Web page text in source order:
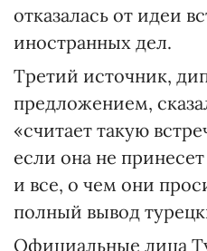
отказалась от идеи
иностранных дел.
Третий источник,
предложением,
«считает такую
если она не
и все, о чем они
полный вывод
Официальные лица